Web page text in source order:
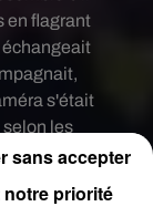
en flagrant
s'était
les
est que
comme en
notre priorité
sans accepter